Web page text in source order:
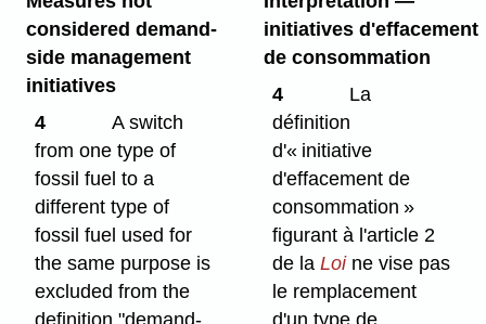
considered demand-
side management
initiatives
4
A switch
from one type of
fossil fuel to a
different type of
fossil fuel used for
the same purpose is
excluded from the
initiatives d'effacement
de consommation
4
La
définition
d'« initiative
d'effacement de
consommation »
figurant à l'article 2
de laLoine vise pas
le remplacement